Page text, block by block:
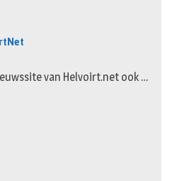
van Helvoirt.net ook …